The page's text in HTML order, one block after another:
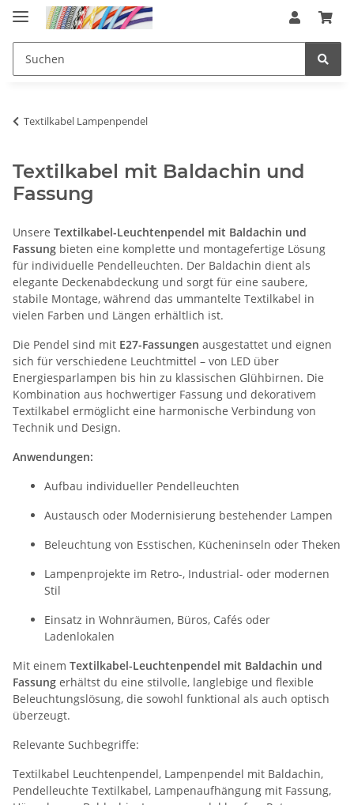
Textilkabel Lampenpendel
Textilkabel mit Baldachin und
Fassung
Unsere Textilkabel-Leuchtenpendel mit Baldachin und
Fassung bieten eine komplette und montagefertige Lösung
für individuelle Pendelleuchten. Der Baldachin dient als
elegante Deckenabdeckung und sorgt für eine saubere,
stabile Montage, während das ummantelte Textilkabel in
vielen Farben und Längen erhältlich ist.
Die Pendel sind mit E27-Fassungen ausgestattet und eignen
sich für verschiedene Leuchtmittel – von LED über
Energiesparlampen bis hin zu klassischen Glühbirnen. Die
Kombination aus hochwertiger Fassung und dekorativem
Textilkabel ermöglicht eine harmonische Verbindung von
Technik und Design.
Anwendungen:
Aufbau individueller Pendelleuchten
Austausch oder Modernisierung bestehender Lampen
Beleuchtung von Esstischen, Kücheninseln oder Theken
Lampenprojekte im Retro-, Industrial- oder modernen
Stil
Einsatz in Wohnräumen, Büros, Cafés oder
Ladenlokalen
Mit einem Textilkabel-Leuchtenpendel mit Baldachin und
Fassung erhältst du eine stilvolle, langlebige und flexible
Beleuchtungslösung, die sowohl funktional als auch optisch
überzeugt.
Relevante Suchbegriffe:
Textilkabel Leuchtenpendel, Lampenpendel mit Baldachin,
Pendelleuchte Textilkabel, Lampenaufhängung mit Fassung,